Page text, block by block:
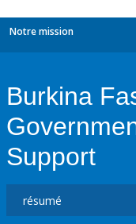
Notre mission
Burkina
Support